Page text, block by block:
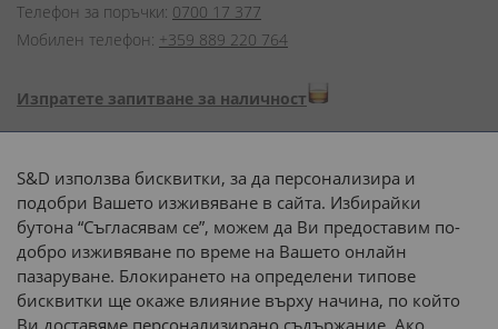
Телефон за поръчки: 0700 17 377
Мобилен телефон: +359 889 220 764
Изпратете запитване за наличност
Начини на плащане:
Доставка до адрес с:
S&D използва бисквитки, за да персонализира и
подобри Вашето изживяване в сайта. Избирайки
бутона “Съгласявам се”, можем да Ви предоставим по-
добро изживяване по време на Вашето онлайн
пазаруване. Блокирането на определени типове
бисквитки ще окаже влияние върху начина, по който
Ви доставяме персонализирано съдържание. Ако